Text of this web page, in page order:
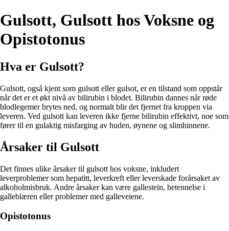
Gulsott, Gulsott hos Voksne og
Opistotonus
Hva er Gulsott?
Gulsott, også kjent som gulsott eller gulsot, er en tilstand som oppstår
når det er et økt nivå av bilirubin i blodet. Bilirubin dannes når røde
blodlegemer brytes ned, og normalt blir det fjernet fra kroppen via
leveren. Ved gulsott kan leveren ikke fjerne bilirubin effektivt, noe som
fører til en gulaktig misfarging av huden, øynene og slimhinnene.
Årsaker til Gulsott
Det finnes ulike årsaker til gulsott hos voksne, inkludert
leverproblemer som hepatitt, leverkreft eller leverskade forårsaket av
alkoholmisbruk. Andre årsaker kan være gallestein, betennelse i
galleblæren eller problemer med galleveiene.
Opistotonus